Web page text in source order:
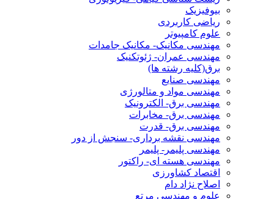
بیوفیزیک
ریاضی کاربردی
علوم کامپیوتر
مهندسی مکانیک- مکانیک جامدات
مهندسی عمران- ژئوتکنیک
برق(کلیه رشته ها)
مهندسی صنایع
مهندسی مواد و متالورژی
مهندسی برق- الکترونیک
مهندسی برق- مخابرات
مهندسی برق- قدرت
مهندسی نقشه برداری- سنجش از دور
مهندسی پلیمر- پلیمر
مهندسی هسته ای- راکتور
اقتصاد کشاورزی
اصلاح نژاد دام
علوم و مهندسی مرتع